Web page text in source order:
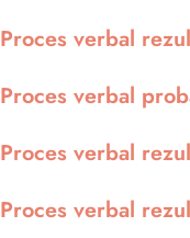
Proces verbal
Proces verbal
Proces verbal
Proces verbal